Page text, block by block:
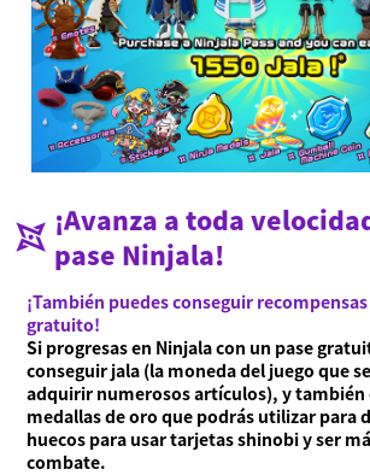
¡Avanza a toda
pase Ninjala!
¡También puedes conseguir
gratuito!
Si progresas en Ninjala con un pase
conseguir jala (la moneda del juego que
adquirir numerosos artículos), y
medallas de oro que podrás utilizar para
huecos para usar tarjetas shinobi y ser
combate.